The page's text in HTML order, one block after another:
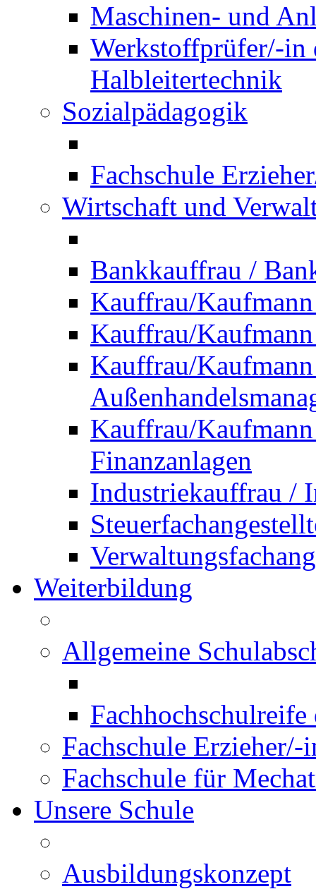
Maschinen- und
Werkstoffprüfer/-in
Halbleitertechnik
Sozialpädagogik
Fachschule
Wirtschaft und
Bankkauffrau /
Kauffrau/
Kauffrau/
Kauffrau/
Kauffrau/
Finanzanlagen
Industriekauffrau /
Weiterbildung
Allgemeine
Fachschule Erzieher/-
Fachschule für
Unsere Schule
Ausbildungskonzept